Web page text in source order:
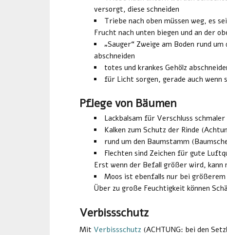
versorgt, diese schneiden
Triebe nach oben müssen weg, es
Frucht nach unten biegen und an der
„Sauger“ Zweige am Boden rund
abschneiden
totes und krankes Gehölz
für Licht sorgen, gerade auch wenn
Pflege von Bäumen
Lackbalsam für Verschluss schmaler
Kalken zum Schutz der Rinde
rund um den Baumstamm
Flechten sind Zeichen für gute
Erst wenn der Befall größer wird,
Moos ist ebenfalls nur bei
Über zu große Feuchtigkeit können
Verbissschutz
Mit Verbissschutz (ACHTUNG: bei den